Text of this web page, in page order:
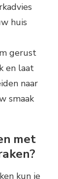
huis
gerust
en laat
naar
smaak
met
kun je